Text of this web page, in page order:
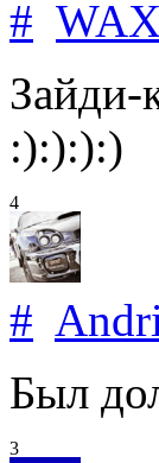
#
Зайди-
:):):):)
4
#
Был
3